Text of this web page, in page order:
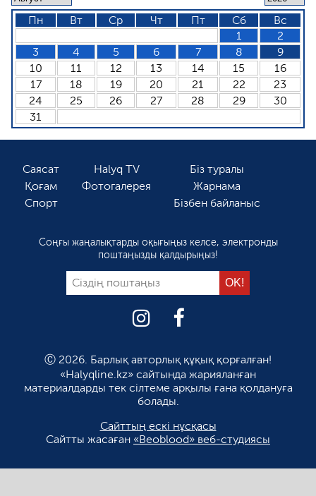
Пн Вт Ср Чт Пт Сб
Вс
1
2
3
4 5 6 7 8
9
10
11 12 13 14 15
16
17
18 19 20 21 22
23
24
25 26 27 28 29
30
31
Саясат
Қоғам
Спорт
Halyq TV
Фотогалерея
Біз туралы
Жарнама
Бізбен байланыс
Соңғы жаңалықтарды оқығыңыз келсе, электронды
поштаңызды қалдырыңыз!
Ⓒ 2026. Барлық авторлық құқық қорғалған!
«Halyqline.kz» сайтында жарияланған
материалдарды тек сілтеме арқылы ғана қолдануға
болады.
Сайттың ескі нұсқасы
Сайтты жасаған «Beoblood» веб-студиясы